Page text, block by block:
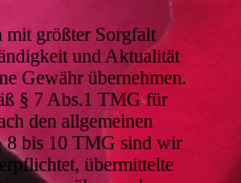
mit größter Sorgfalt
und Aktualität
Gewähr übernehmen.
§ 7 Abs.1 TMG für
den allgemeinen
8 bis 10 TMG sind wir
übermittelte